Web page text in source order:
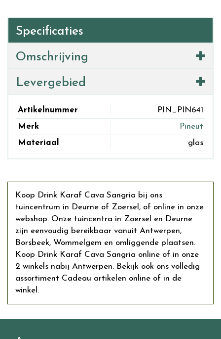
Specificaties
Omschrijving
Levergebied
Artikelnummer
PIN_PIN641
Merk
Pineut
Materiaal
glas
Koop Drink Karaf Cava Sangria bij ons
tuincentrum in Deurne of Zoersel, of online in onze
webshop. Onze tuincentra in Zoersel en Deurne
zijn eenvoudig bereikbaar vanuit Antwerpen,
Borsbeek, Wommelgem en omliggende plaatsen.
Koop Drink Karaf Cava Sangria online of in onze
2 winkels nabij Antwerpen. Bekijk ook ons volledig
assortiment Cadeau artikelen online of in de
winkel.